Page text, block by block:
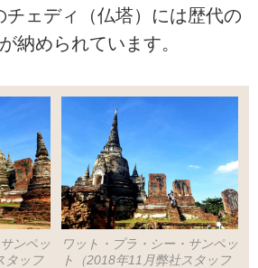
チェディ（仏塔）には歴代の
納められています。
ンペッ
タッフ
ワット・プラ・シー・サンペッ
ト（2018年11月弊社スタッフ